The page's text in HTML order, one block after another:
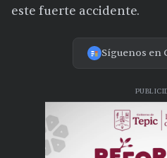
este fuerte accidente.
Síguenos en